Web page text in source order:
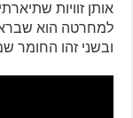
אותן זוויות
למחרטה הוא
ובשני זהו החומר